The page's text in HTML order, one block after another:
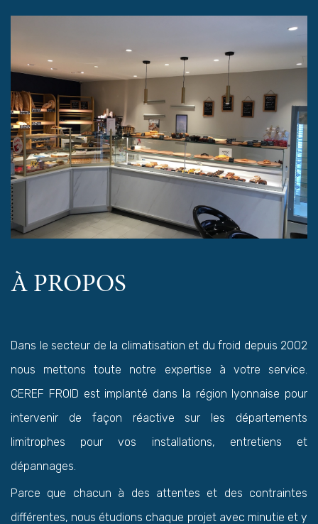
À PROPOS
Dans le secteur de la climatisation et du froid depuis 2002
nous mettons toute notre expertise à votre service.
CEREF FROID est implanté dans la région lyonnaise pour
intervenir de façon réactive sur les départements
limitrophes pour vos installations, entretiens et
dépannages.
Parce que chacun à des attentes et des contraintes
différentes, nous étudions chaque projet avec minutie et y